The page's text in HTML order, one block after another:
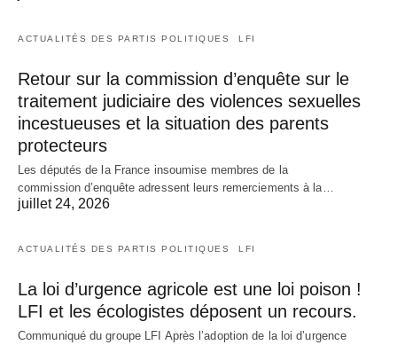
ACTUALITÉS DES PARTIS POLITIQUES LFI
Retour sur la commission d’enquête sur le
traitement judiciaire des violences sexuelles
incestueuses et la situation des parents
protecteurs
Les députés de la France insoumise membres de la
commission d’enquête adressent leurs remerciements à la…
juillet 24, 2026
ACTUALITÉS DES PARTIS POLITIQUES LFI
La loi d’urgence agricole est une loi poison !
LFI et les écologistes déposent un recours.
Communiqué du groupe LFI Après l’adoption de la loi d’urgence